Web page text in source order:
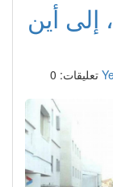
إلى أين
تعليقات: 0